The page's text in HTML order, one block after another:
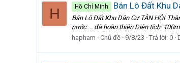
H Hồ Chí Minh Bán Lô Đất Khu
Bán Lô Đất Khu Dân Cư TÂN HỘI
nước ... đã hoàn thiện Diện tích:
hapham
Chủ đề 9/8/23 Trả lời: 0